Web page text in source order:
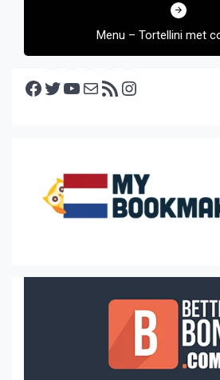
Menu – Tortellini met
Facebook Twitter YouTube E-mail RSS feed